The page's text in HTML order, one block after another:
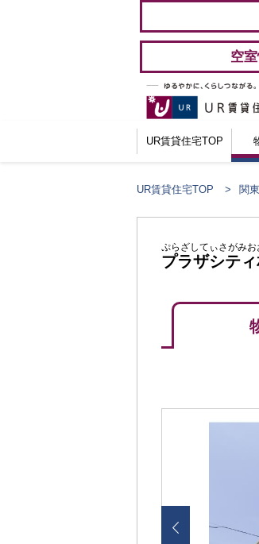
空
UR賃貸住宅TOP
UR賃貸住宅TOP 関東
プラザシテ
ぷらざしてぃさがみお